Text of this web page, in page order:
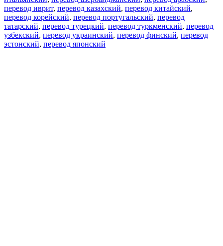
перевод иврит, перевод казахский, перевод китайский,
перевод корейский, перевод португальский, перевод
татарский, перевод турецкий, перевод туркменский, перевод
узбекский, перевод украинский, перевод финский, перевод
эстонский, перевод японский